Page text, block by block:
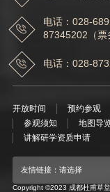
电话：028-
87345202（票
电话：028-
开放时间 预约参观
参观须知
地图导
讲解研学资质申请
友情链接：请选择
Copyright ©2023 成都杜甫草